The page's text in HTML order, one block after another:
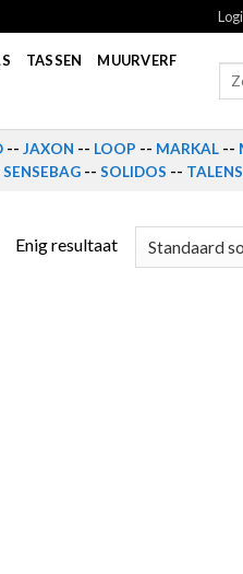
TASSEN MUURVERF
-- JAXON -- LOOP -- MARKAL --
SENSEBAG -- SOLIDOS -- TALENS
Enig resultaat